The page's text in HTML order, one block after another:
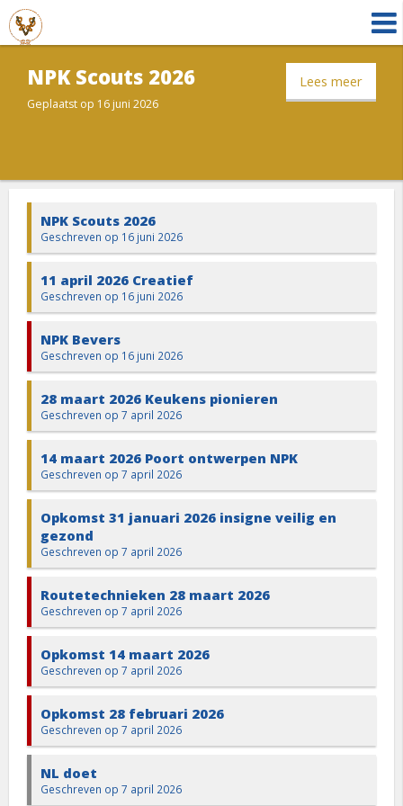
NPK Scouts 2026
Geplaatst op 16 juni 2026
Lees meer
NPK Scouts 2026
Geschreven op 16 juni 2026
11 april 2026 Creatief
Geschreven op 16 juni 2026
NPK Bevers
Geschreven op 16 juni 2026
28 maart 2026 Keukens pionieren
Geschreven op 7 april 2026
14 maart 2026 Poort ontwerpen NPK
Geschreven op 7 april 2026
Opkomst 31 januari 2026 insigne veilig en
gezond
Geschreven op 7 april 2026
Routetechnieken 28 maart 2026
Geschreven op 7 april 2026
Opkomst 14 maart 2026
Geschreven op 7 april 2026
Opkomst 28 februari 2026
Geschreven op 7 april 2026
NL doet
Geschreven op 7 april 2026